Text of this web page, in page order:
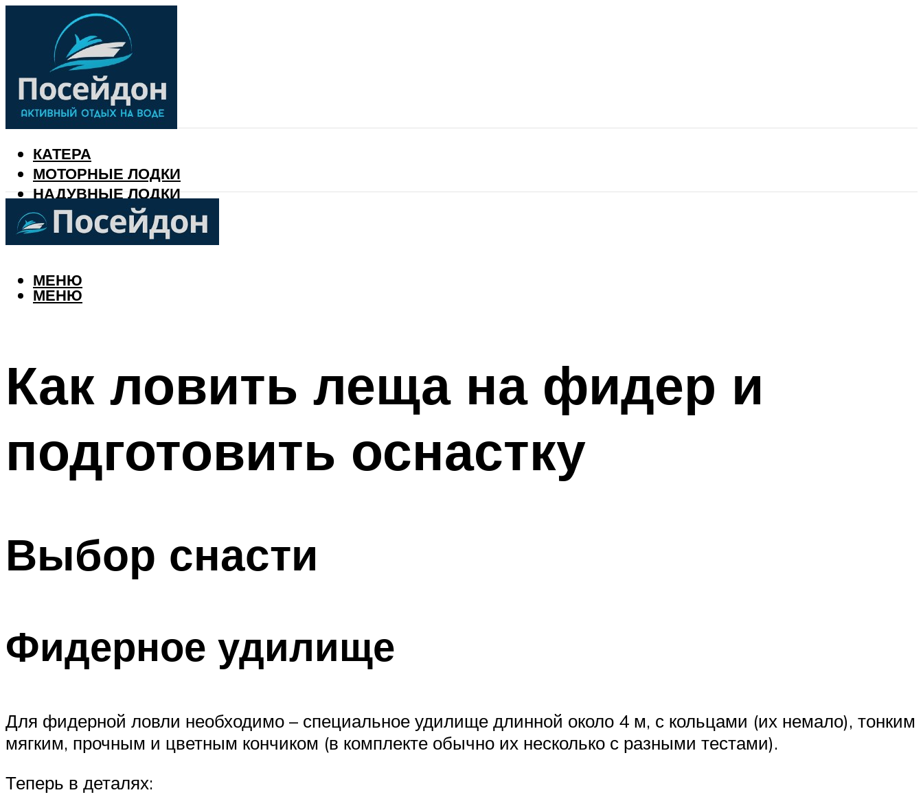
КАТЕРА
МОТОРНЫЕ ЛОДКИ
НАДУВНЫЕ ЛОДКИ
РЫБАЛКА
КАЛЕНДАРЬ РЫБАКА
МЕНЮ
МЕНЮ
Как ловить леща на фидер и
подготовить оснастку
Выбор снасти
Фидерное удилище
Для фидерной ловли необходимо – специальное удилище длинной около 4 м, с кольцами (их немало), тонким
мягким, прочным и цветным кончиком (в комплекте обычно их несколько с разными тестами).
Теперь в деталях: